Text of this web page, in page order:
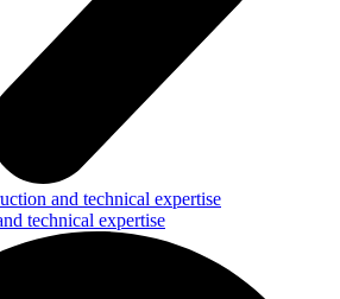
and technical expertise
technical expertise